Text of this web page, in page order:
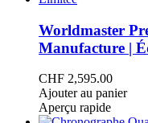
Worldmaster
Manufacture |
CHF 2,595.00
Ajouter au panier
Aperçu rapide